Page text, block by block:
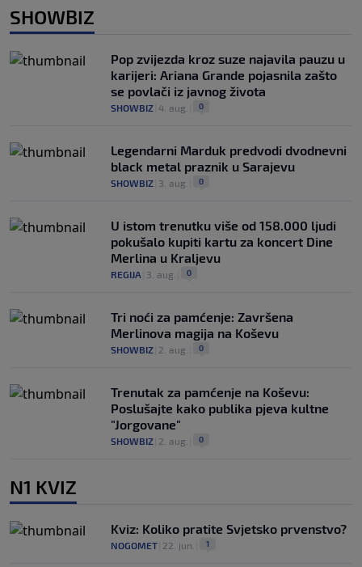
SHOWBIZ
Pop zvijezda kroz suze najavila pauzu u
karijeri: Ariana Grande pojasnila zašto
se povlači iz javnog života
SHOWBIZ 4. aug. 0
Legendarni Marduk predvodi dvodnevni
black metal praznik u Sarajevu
SHOWBIZ 3. aug. 0
U istom trenutku više od 158.000 ljudi
pokušalo kupiti kartu za koncert Dine
Merlina u Kraljevu
REGIJA 3. aug. 0
Tri noći za pamćenje: Završena
Merlinova magija na Koševu
SHOWBIZ 2. aug. 0
Trenutak za pamćenje na Koševu:
Poslušajte kako publika pjeva kultne
"Jorgovane"
SHOWBIZ 2. aug. 0
N1 KVIZ
Kviz: Koliko pratite Svjetsko prvenstvo?
NOGOMET 22. jun. 1